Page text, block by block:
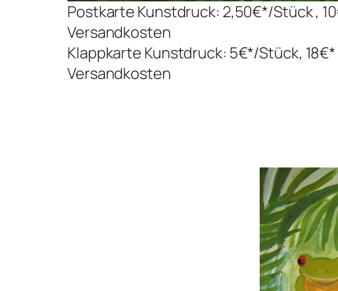
Postkarte Kunstdruck: 2,50€*/Stück ,
Versandkosten
Klappkarte Kunstdruck: 5€*/Stück,
Versandkosten